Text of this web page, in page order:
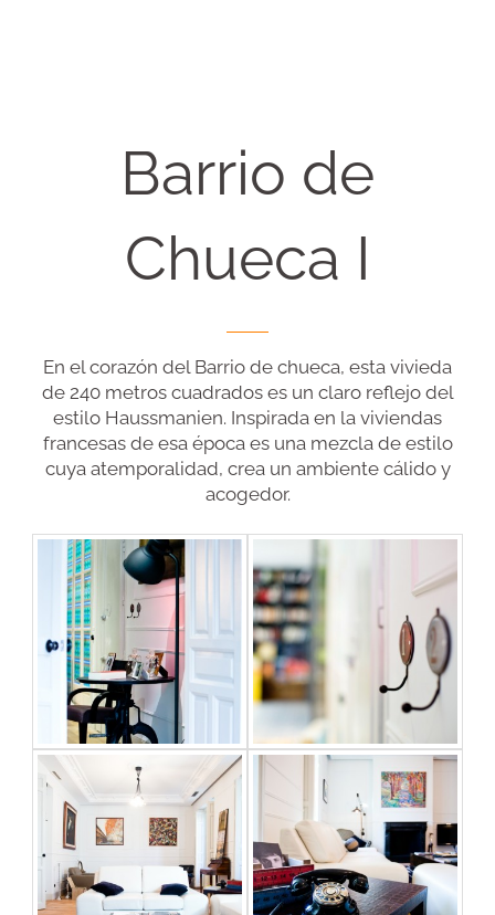
Barrio de
Chueca I
En el corazón del Barrio de chueca, esta vivieda
de 240 metros cuadrados es un claro reflejo del
estilo Haussmanien. Inspirada en la viviendas
francesas de esa época es una mezcla de estilo
cuya atemporalidad, crea un ambiente cálido y
acogedor.